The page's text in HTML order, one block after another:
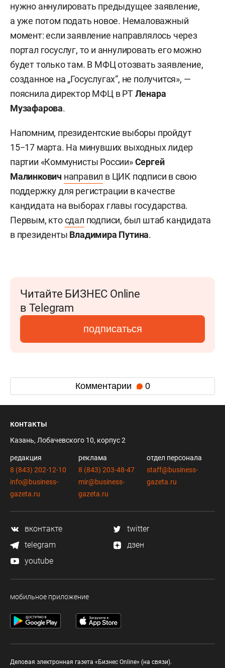
нужно аннулировать предыдущее заявление,
а уже потом подать новое. Немаловажный
момент: если заявление направлялось через
портал госуслуг, то и аннулировать его можно
будет только там. В МФЦ отозвать заявление,
созданное на „Госуслугах“, не получится», —
пояснила директор МФЦ в РТЛенара
Музафарова.
Напомним, президентские выборы пройдут
15−17 марта. На минувших выходных лидер
партии «Коммунисты России»Сергей
Малинкович направил в ЦИК подписи в свою
поддержку для регистрации в качестве
кандидата на выборах главы государства.
Первым, ктосдал подписи, был штаб кандидата
в президенты Владимира Путина.
Читайте БИЗНЕС Online
в Telegram
подписаться
Комментарии 0
контакты
Казань, Лобачевского 10, корпус 2
редакция
8 (843) 202-12-10
info@business-
gazeta.ru
реклама
8 (843) 203-48-47
mir@business-
gazeta.ru
отдел персонала
staff@business-
gazeta.ru
вконтакте
twitter
telegram
дзен
youtube
мобильное приложение
Деловая электронная газета «Бизнес Online» (на связи).